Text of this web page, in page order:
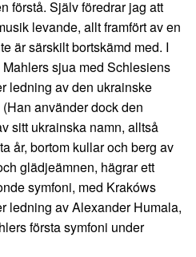
förstå. Själv föredrar jag att
levande, allt framfört av en
är särskilt bortskämd med. I
sjua med Schlesiens
ledning av den ukrainske
använder dock den
sitt ukrainska namn, alltså
år, bortom kullar och berg av
glädjeämnen, hägrar ett
symfoni, med Krakóws
ledning av Alexander Humala,
första symfoni under